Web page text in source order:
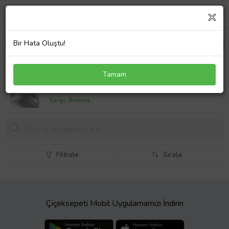
Pirinç Zirkon Taşlı Sallantılı Damla Model Gümüş
Renk Kadın Şahmeran - TJ-SN704
619,24 TL
Kargo Bedava
Filtrele Sırala
Çiçeksepeti Mobil Uygulamamızı İndirin
Bir Hata Oluştu!
Tamam